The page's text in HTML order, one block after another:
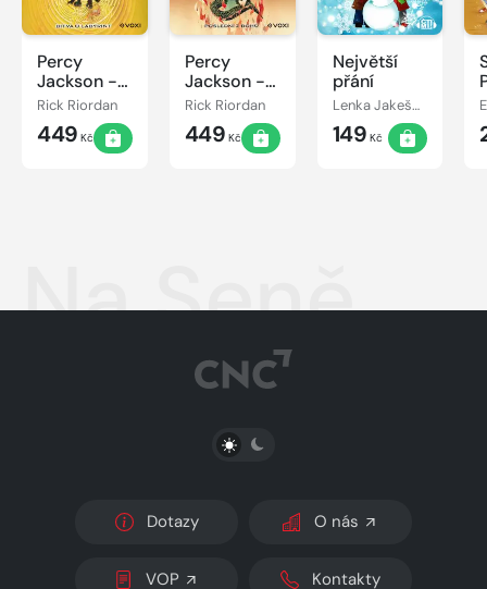
Percy
Jackson -
Bitva o
labyrint
Rick Riordan
449 Kč
Percy
Jackson -
Poslední z
bohů
Rick Riordan
449 Kč
Největší
přání
Lenka Jakešová
149 Kč
Na Seně
PŘEPNOUT SVĚTLÝ/TMAVÝ REŽIM
Dotazy O nás
VOP Kontakty